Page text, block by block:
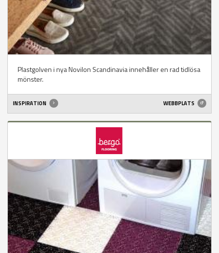
Plastgolven i nya Novilon Scandinavia innehåller en rad tidlösa
mönster.
INSPIRATION WEBBPLATS